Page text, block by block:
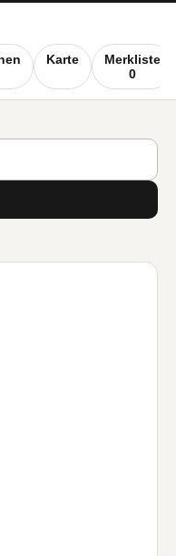
Karte
Merkliste
0